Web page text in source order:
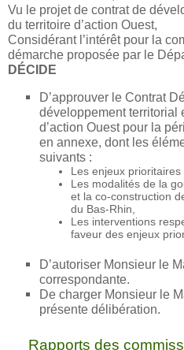
Vu le projet de contrat de
du territoire d’action Ouest,
Considérant l’intérêt pour la
démarche proposée par le
DÉCIDE
D’approuver le Contrat
développement territorial
d’action Ouest pour la
en annexe, dont les
suivants :
Les enjeux prioritaires
Les modalités de la
et la co-construction
du Bas-Rhin,
Les interventions
faveur des enjeux
D’autoriser Monsieur le
correspondante.
De charger Monsieur le
présente délibération.
Rapports des